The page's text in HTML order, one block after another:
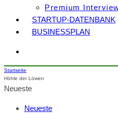
Premium
STARTUP-DATENBANK
BUSINESSPLAN
Startseite
Höhle der Löwen
Neueste
Neueste